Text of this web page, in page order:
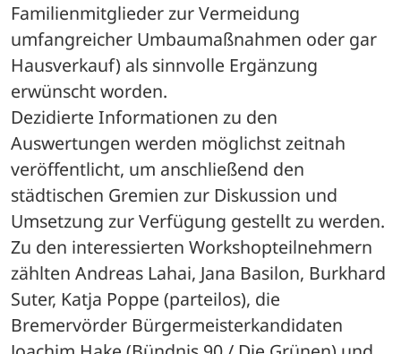
Familienmitglieder zur Vermeidung
umfangreicher Umbaumaßnahmen oder gar
Hausverkauf) als sinnvolle Ergänzung
erwünscht worden.
Dezidierte Informationen zu den
Auswertungen werden möglichst zeitnah
veröffentlicht, um anschließend den
städtischen Gremien zur Diskussion und
Umsetzung zur Verfügung gestellt zu werden.
Zu den interessierten Workshopteilnehmern
zählten Andreas Lahai, Jana Basilon, Burkhard
Suter, Katja Poppe (parteilos), die
Bremervörder Bürgermeisterkandidaten